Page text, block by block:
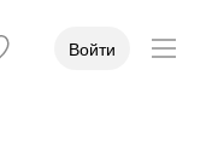
Войти